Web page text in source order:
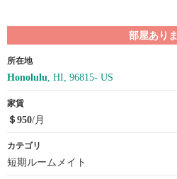
部屋あり
所在地
Honolulu , HI, 96815- US
家賃
＄950/月
カテゴリ
短期ルームメイト